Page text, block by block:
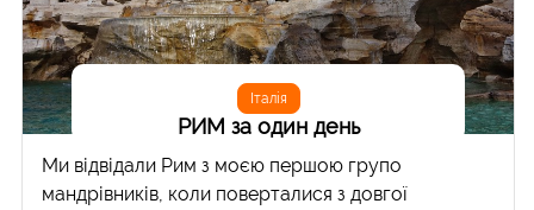
Італія
РИМ за один день
Ми відвідали Рим з моєю першою групо
мандрівників, коли поверталися з довгої